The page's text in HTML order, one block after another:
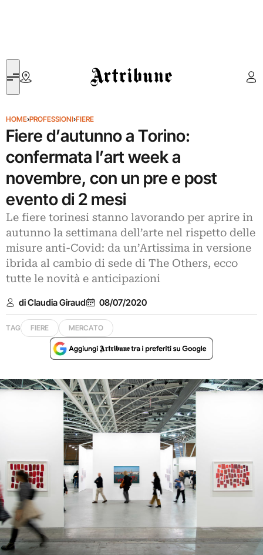
Artribune
HOME›PROFESSIONI›FIERE
Fiere d’autunno a Torino:
confermata l’art week a
novembre, con un pre e post
evento di 2 mesi
Le fiere torinesi stanno lavorando per aprire in
autunno la settimana dell’arte nel rispetto delle
misure anti-Covid: da un’Artissima in versione
ibrida al cambio di sede di The Others, ecco
tutte le novità e anticipazioni
di Claudia Giraud 08/07/2020
TAG FIERE MERCATO